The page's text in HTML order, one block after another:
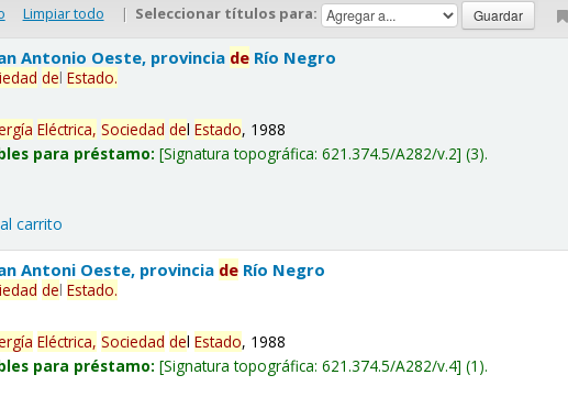
Limpiar todo | Seleccionar títulos para:
Antonio Oeste, provincia de Río Negro
delEstado.
Eléctrica, Sociedad delEstado, 1988
para préstamo: Signatura topográfica:621.374.5/A282/v.2 (3).
carrito
Antoni Oeste, provincia de Río Negro
delEstado.
Eléctrica, Sociedad delEstado, 1988
para préstamo: Signatura topográfica:621.374.5/A282/v.4 (1).